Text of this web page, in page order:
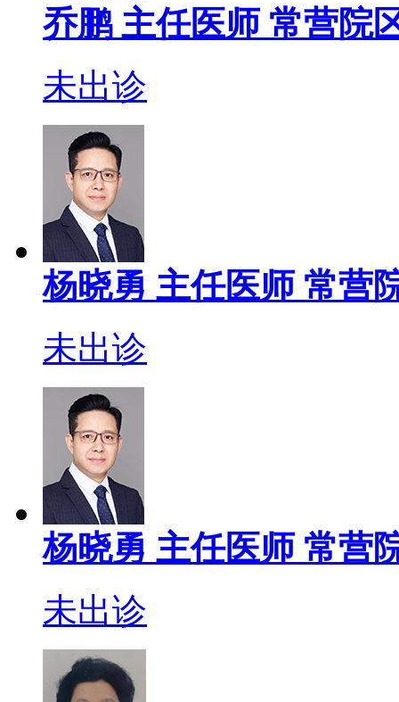
乔鹏 主任医师 常营院
未出诊
杨晓勇 主任医师 常营
未出诊
杨晓勇 主任医师 常营
未出诊